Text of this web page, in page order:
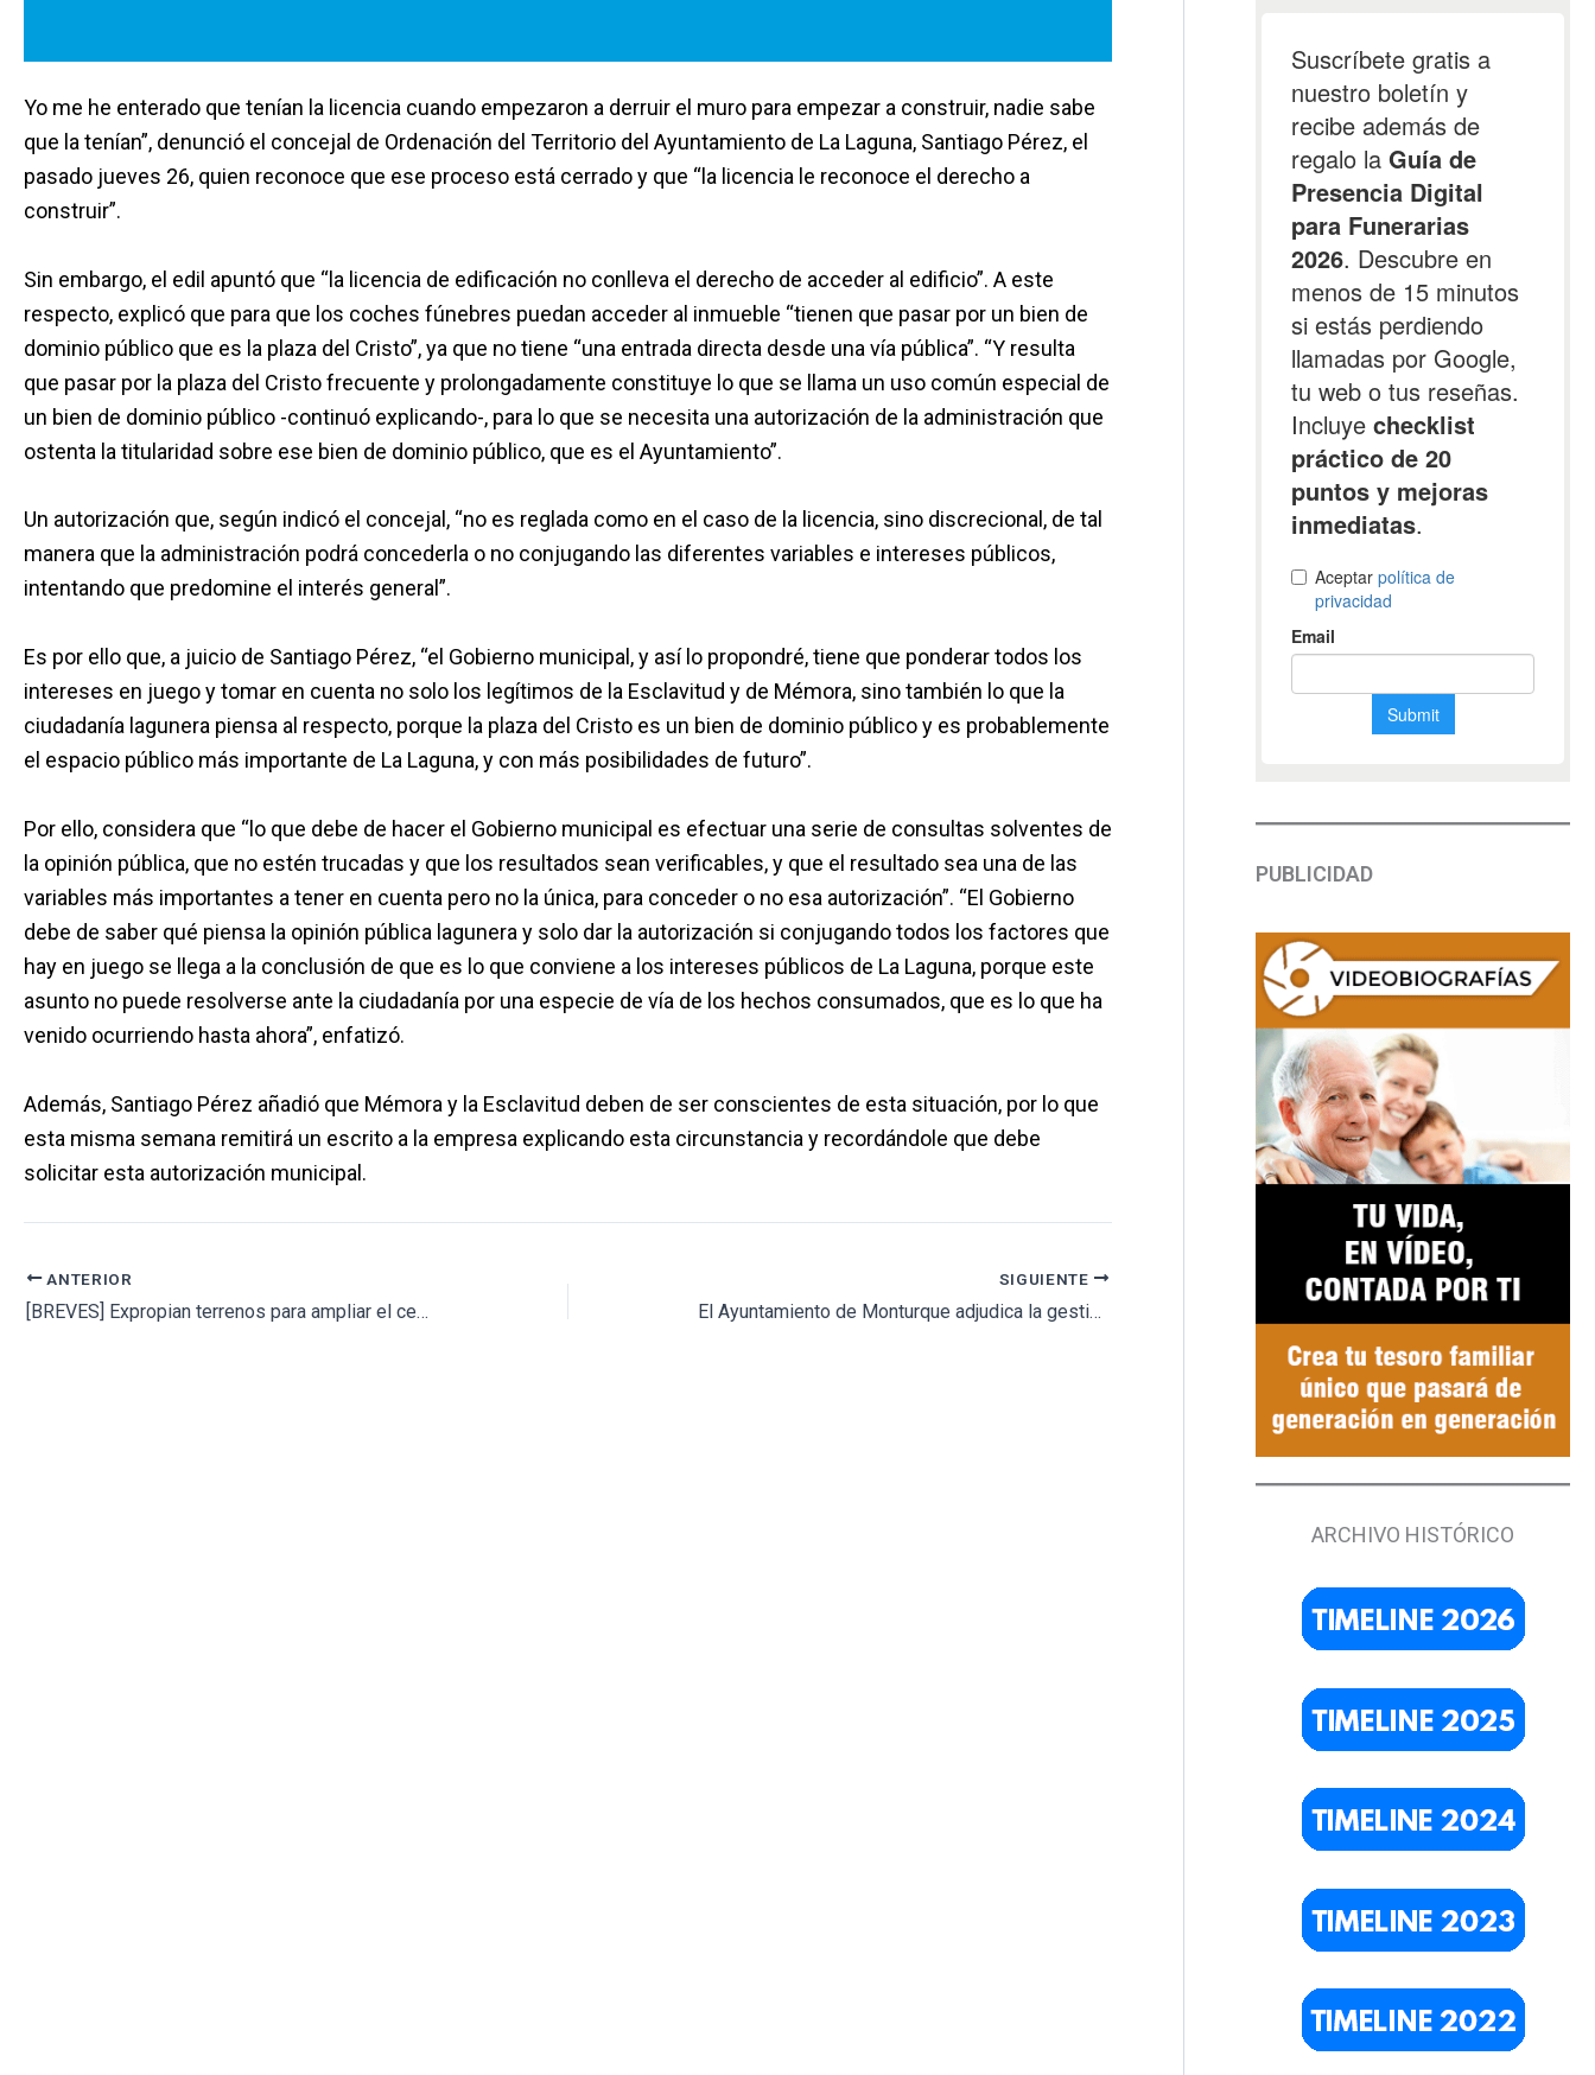
Yo me he enterado que tenían la licencia cuando empezaron a derruir el muro para empezar a construir, nadie sabe
que la tenían”, denunció el concejal de Ordenación del Territorio del Ayuntamiento de La Laguna, Santiago Pérez, el
pasado jueves 26, quien reconoce que ese proceso está cerrado y que “la licencia le reconoce el derecho a
construir”.
Sin embargo, el edil apuntó que “la licencia de edificación no conlleva el derecho de acceder al edificio”. A este
respecto, explicó que para que los coches fúnebres puedan acceder al inmueble “tienen que pasar por un bien de
dominio público que es la plaza del Cristo”, ya que no tiene “una entrada directa desde una vía pública”. “Y resulta
que pasar por la plaza del Cristo frecuente y prolongadamente constituye lo que se llama un uso común especial de
un bien de dominio público -continuó explicando-, para lo que se necesita una autorización de la administración que
ostenta la titularidad sobre ese bien de dominio público, que es el Ayuntamiento”.
Un autorización que, según indicó el concejal, “no es reglada como en el caso de la licencia, sino discrecional, de tal
manera que la administración podrá concederla o no conjugando las diferentes variables e intereses públicos,
intentando que predomine el interés general”.
Es por ello que, a juicio de Santiago Pérez, “el Gobierno municipal, y así lo propondré, tiene que ponderar todos los
intereses en juego y tomar en cuenta no solo los legítimos de la Esclavitud y de Mémora, sino también lo que la
ciudadanía lagunera piensa al respecto, porque la plaza del Cristo es un bien de dominio público y es probablemente
el espacio público más importante de La Laguna, y con más posibilidades de futuro”.
Por ello, considera que “lo que debe de hacer el Gobierno municipal es efectuar una serie de consultas solventes de
la opinión pública, que no estén trucadas y que los resultados sean verificables, y que el resultado sea una de las
variables más importantes a tener en cuenta pero no la única, para conceder o no esa autorización”. “El Gobierno
debe de saber qué piensa la opinión pública lagunera y solo dar la autorización si conjugando todos los factores que
hay en juego se llega a la conclusión de que es lo que conviene a los intereses públicos de La Laguna, porque este
asunto no puede resolverse ante la ciudadanía por una especie de vía de los hechos consumados, que es lo que ha
venido ocurriendo hasta ahora”, enfatizó.
Además, Santiago Pérez añadió que Mémora y la Esclavitud deben de ser conscientes de esta situación, por lo que
esta misma semana remitirá un escrito a la empresa explicando esta circunstancia y recordándole que debe
solicitar esta autorización municipal.
ANTERIOR
[BREVES] Expropian terrenos para ampliar el cementerio // El temporal afecta al camposanto de Peñafiel
SIGUIENTE
El Ayuntamiento de Monturque adjudica la gestión del Tanatorio Municipal
PUBLICIDAD
ARCHIVO HISTÓRICO